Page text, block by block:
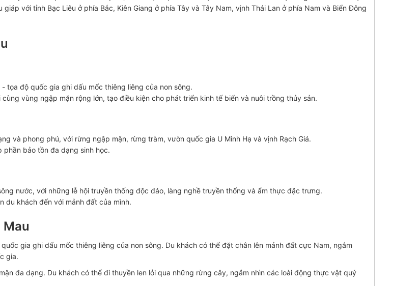
với tỉnh Bạc Liêu ở phía Bắc, Kiên Giang ở phía Tây và Tây Nam, vịnh Thái Lan ở phía Nam và Biển Đông
tọa độ quốc gia ghi dấu mốc thiêng liêng của non sông.
vùng ngập mặn rộng lớn, tạo điều kiện cho phát triển kinh tế biển và nuôi trồng thủy sản.
và phong phú, với rừng ngập mặn, rừng tràm, vườn quốc gia U Minh Hạ và vịnh Rạch Giá.
bảo tồn đa dạng sinh học.
nước, với những lễ hội truyền thống độc đáo, làng nghề truyền thống và ẩm thực đặc trưng.
du khách đến với mảnh đất của mình.
gia ghi dấu mốc thiêng liêng của non sông. Du khách có thể đặt chân lên mảnh đất cực Nam, ngắm
gia.
đa dạng. Du khách có thể đi thuyền len lỏi qua những rừng cây, ngắm nhìn các loài động thực vật quý